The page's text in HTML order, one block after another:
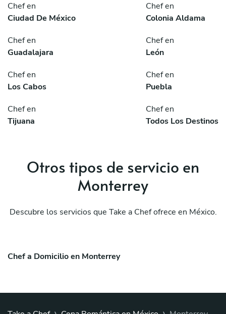
Chef en
Ciudad De México
Chef en
Colonia Aldama
Chef en
Guadalajara
Chef en
León
Chef en
Los Cabos
Chef en
Puebla
Chef en
Tijuana
Chef en
Todos Los Destinos
Otros tipos de servicio en
Monterrey
Descubre los servicios que Take a Chef ofrece en México.
Chef a Domicilio en Monterrey